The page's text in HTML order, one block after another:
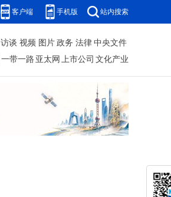
客户端 手机版 站内搜索
访谈 视频 图片 政务 法律 中央文件
一带一路 亚太网 上市公司 文化产业